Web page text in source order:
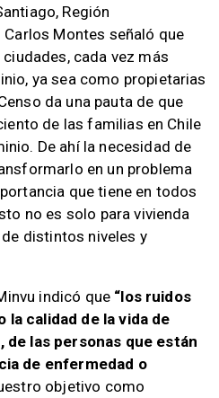
Región
Montes señaló que
ciudades, cada vez más
ya sea como propietarias
da una pauta de que
de las familias en Chile
De ahí la necesidad de
en un problema
que tiene en todos
no es solo para vivienda
distintos niveles y
indicó que “los ruidos
calidad de la vida de
las personas que están
de enfermedad o
objetivo como